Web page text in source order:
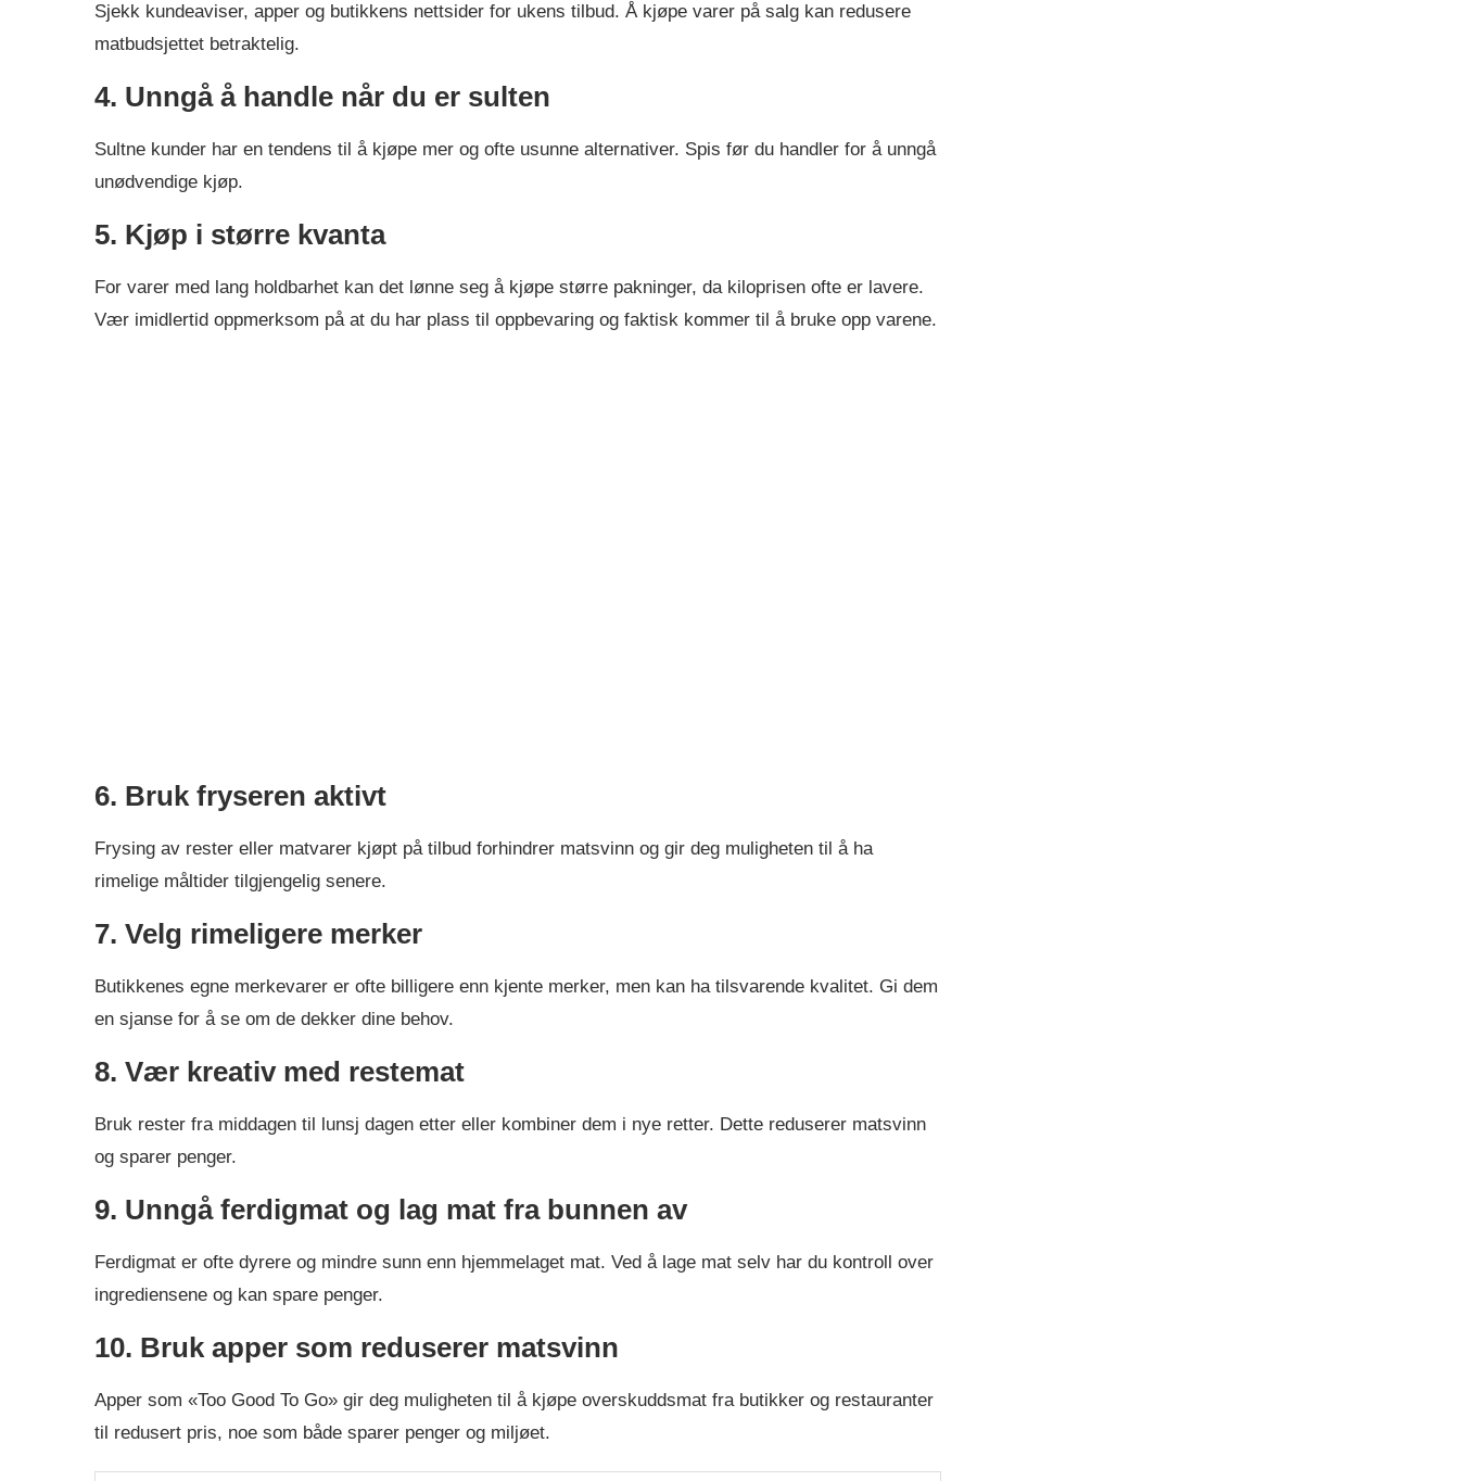
Sjekk kundeaviser, apper og butikkens nettsider for ukens tilbud. Å kjøpe varer på salg kan redusere
matbudsjettet betraktelig.
4. Unngå å handle når du er sulten
Sultne kunder har en tendens til å kjøpe mer og ofte usunne alternativer. Spis før du handler for å unngå
unødvendige kjøp.
5. Kjøp i større kvanta
For varer med lang holdbarhet kan det lønne seg å kjøpe større pakninger, da kiloprisen ofte er lavere.
Vær imidlertid oppmerksom på at du har plass til oppbevaring og faktisk kommer til å bruke opp varene.
6. Bruk fryseren aktivt
Frysing av rester eller matvarer kjøpt på tilbud forhindrer matsvinn og gir deg muligheten til å ha
rimelige måltider tilgjengelig senere.
7. Velg rimeligere merker
Butikkenes egne merkevarer er ofte billigere enn kjente merker, men kan ha tilsvarende kvalitet. Gi dem
en sjanse for å se om de dekker dine behov.
8. Vær kreativ med restemat
Bruk rester fra middagen til lunsj dagen etter eller kombiner dem i nye retter. Dette reduserer matsvinn
og sparer penger.
9. Unngå ferdigmat og lag mat fra bunnen av
Ferdigmat er ofte dyrere og mindre sunn enn hjemmelaget mat. Ved å lage mat selv har du kontroll over
ingrediensene og kan spare penger.
10. Bruk apper som reduserer matsvinn
Apper som «Too Good To Go» gir deg muligheten til å kjøpe overskuddsmat fra butikker og restauranter
til redusert pris, noe som både sparer penger og miljøet.